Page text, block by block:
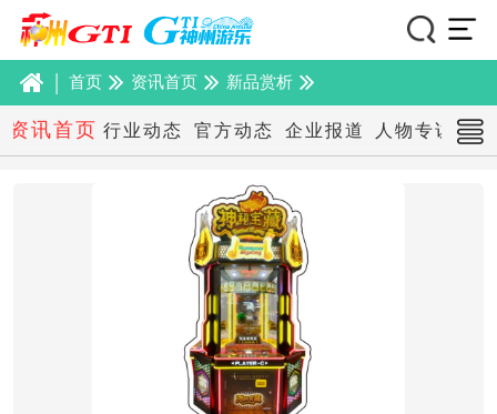
| 首页 资讯首页 新品赏析
资讯首页 行业动态 官方动态 企业报道 人物专访 本